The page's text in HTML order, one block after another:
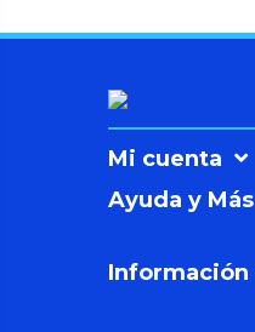
Mi cuenta
Ayuda y Más
Información